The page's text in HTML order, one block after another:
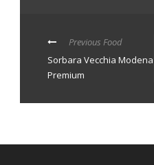
Previous Food
Sorbara Vecchia Modena
Premium